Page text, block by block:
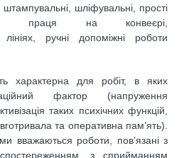
шліфувальні, прості
праця на конвеєрі,
лініях, ручні допоміжні роботи
характерна для робіт, в яких
фактор (напруження
таких психічних функцій,
та оперативна пам’ять).
вважаються роботи, пов’язані з
з сприйманням